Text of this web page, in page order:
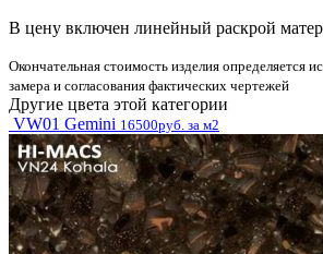
В цену включен линейный раскрой
Окончательная стоимость изделия определяется
замера и согласования фактических чертежей
Другие цвета этой категории
VW01 Gemini 16500руб. за м2